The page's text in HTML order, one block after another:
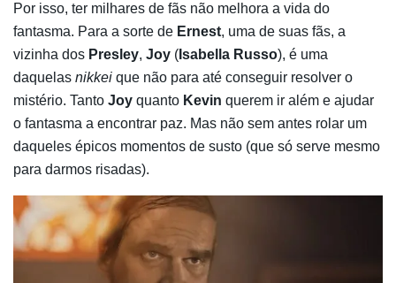
Por isso, ter milhares de fãs não melhora a vida do
fantasma. Para a sorte de Ernest, uma de suas fãs, a
vizinha dos Presley, Joy ( Isabella Russo), é uma
daquelas nikkei que não para até conseguir resolver o
mistério. Tanto Joy quanto Kevin querem ir além e ajudar
o fantasma a encontrar paz. Mas não sem antes rolar um
daqueles épicos momentos de susto (que só serve mesmo
para darmos risadas).